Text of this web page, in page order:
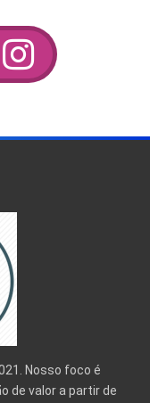
Nosso foco é
de valor a partir de